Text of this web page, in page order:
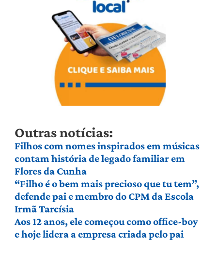
Outras notícias:
Filhos com nomes inspirados em músicas
contam história de legado familiar em
Flores da Cunha
“Filho é o bem mais precioso que tu tem”,
defende pai e membro do CPM da Escola
Irmã Tarcísia
Aos 12 anos, ele começou como office-boy
e hoje lidera a empresa criada pelo pai